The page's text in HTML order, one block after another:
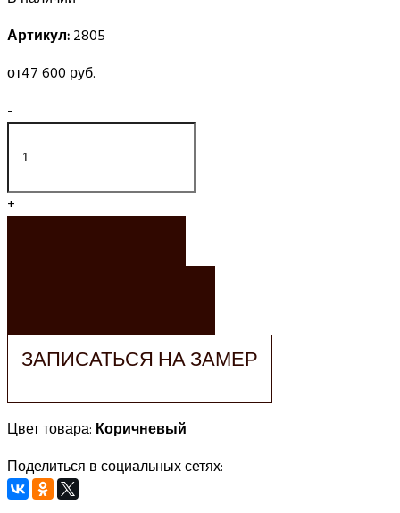
Артикул:2805
от47 600 руб.
-
+
ЗАПИСАТЬСЯ НА ЗАМЕР
Цвет товара: Коричневый
Поделиться в социальных сетях: